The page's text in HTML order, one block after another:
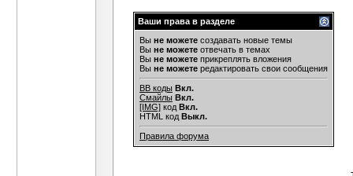
Ваши права в разделе
Вы не можете создавать новые темы
Вы не можете отвечать в темах
Вы не можете прикреплять вложения
Вы не можете редактировать свои сообщения
BB коды Вкл.
Смайлы Вкл.
[IMG] код Вкл.
HTML код Выкл.
Правила форума